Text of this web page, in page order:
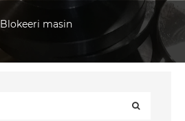
Blokeeri masin